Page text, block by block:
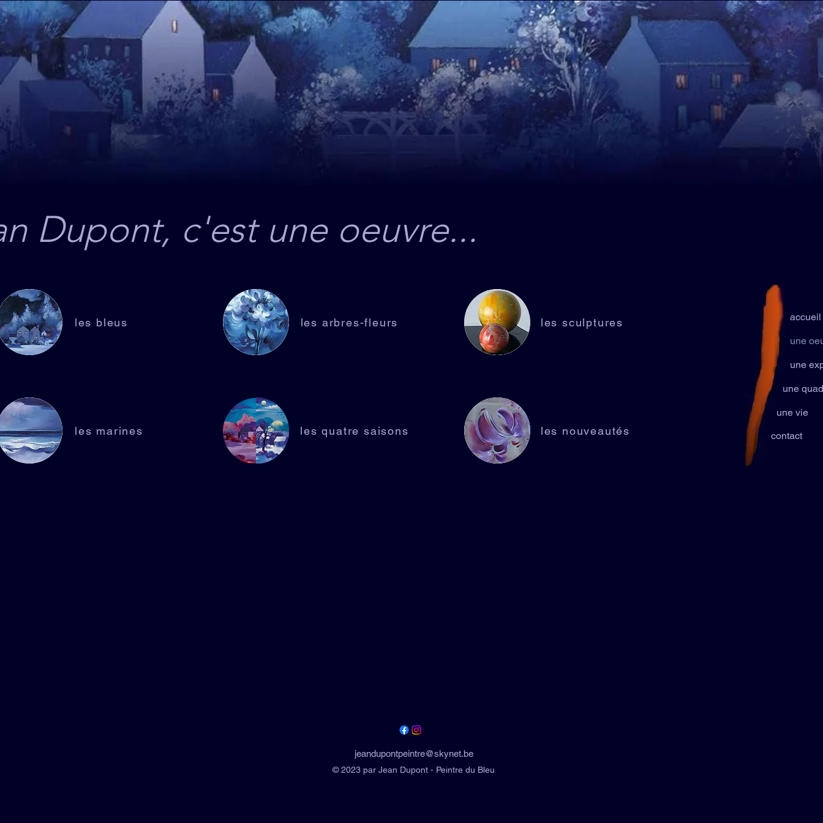
Dupont, c'est une oeuvre...
les bleus les arbres-fleurs les sculptures
les marines les quatre saisons les nouveautés
accueil
une
une
une
une vie
contact
jeandupontpeintre@skynet.be
© 2023 par Jean Dupont - Peintre du Bleu